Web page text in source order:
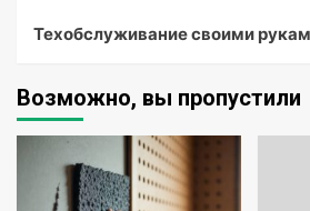
Техобслуживание своими
Возможно, вы пропустили